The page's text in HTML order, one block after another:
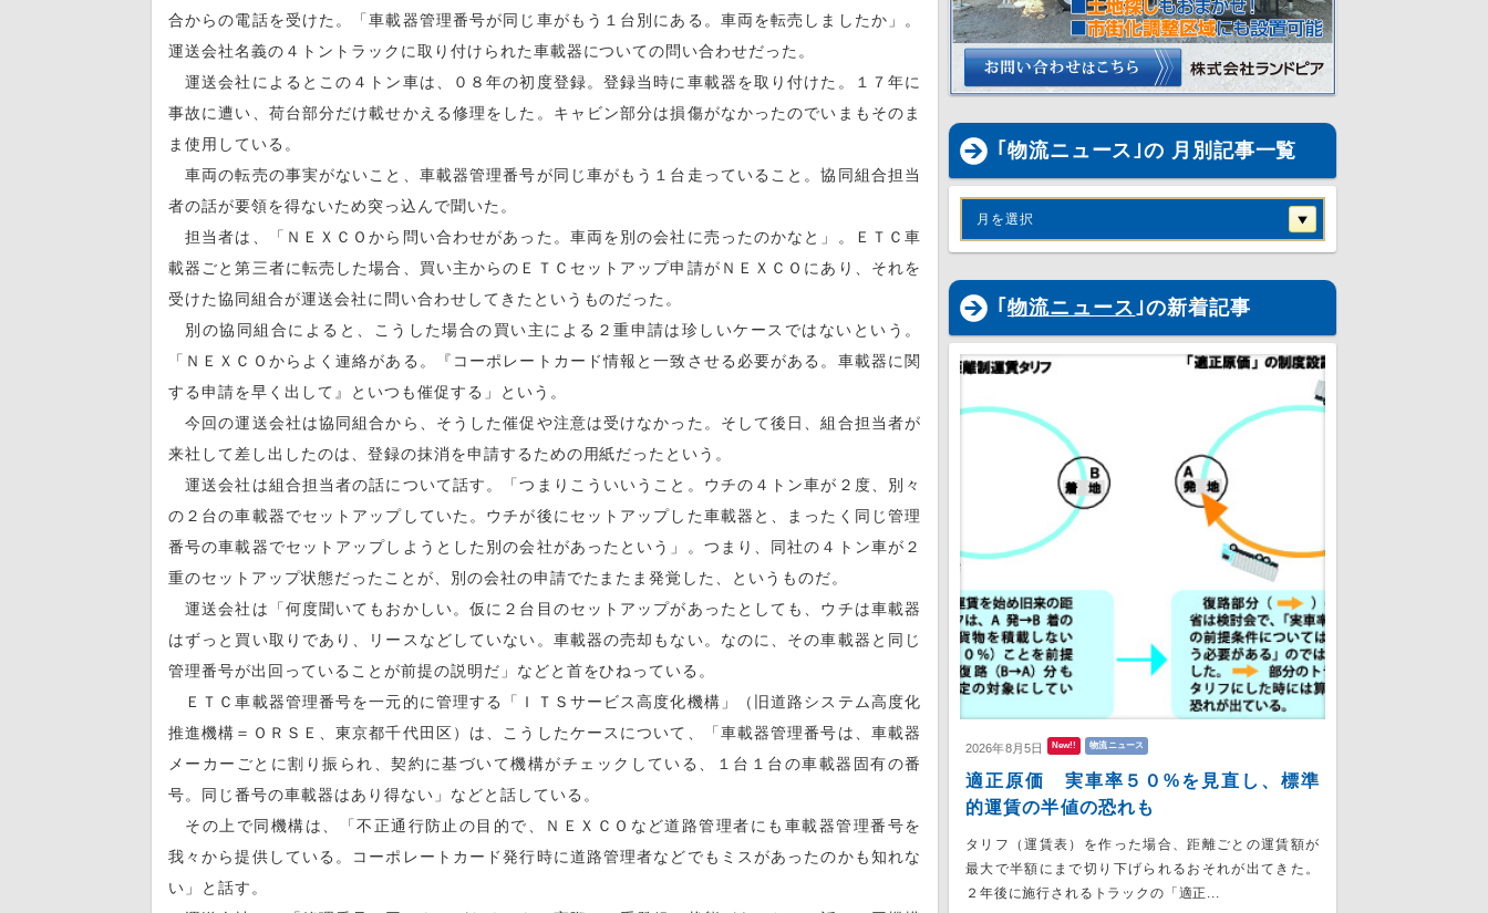
合からの電話を受けた。「車載器管理番号が同じ車がもう１台別にある。車両を転売しましたか」。
運送会社名義の４トントラックに取り付けられた車載器についての問い合わせだった。
運送会社によるとこの４トン車は、０８年の初度登録。登録当時に車載器を取り付けた。１７年に
事故に遭い、荷台部分だけ載せかえる修理をした。キャビン部分は損傷がなかったのでいまもそのま
ま使用している。
車両の転売の事実がないこと、車載器管理番号が同じ車がもう１台走っていること。協同組合担当
者の話が要領を得ないため突っ込んで聞いた。
担当者は、「ＮＥＸＣＯから問い合わせがあった。車両を別の会社に売ったのかなと」。ＥＴＣ車
載器ごと第三者に転売した場合、買い主からのＥＴＣセットアップ申請がＮＥＸＣＯにあり、それを
受けた協同組合が運送会社に問い合わせしてきたというものだった。
別の協同組合によると、こうした場合の買い主による２重申請は珍しいケースではないという。
「ＮＥＸＣＯからよく連絡がある。『コーポレートカード情報と一致させる必要がある。車載器に関
する申請を早く出して』といつも催促する」という。
今回の運送会社は協同組合から、そうした催促や注意は受けなかった。そして後日、組合担当者が
来社して差し出したのは、登録の抹消を申請するための用紙だったという。
運送会社は組合担当者の話について話す。「つまりこういいうこと。ウチの４トン車が２度、別々
の２台の車載器でセットアップしていた。ウチが後にセットアップした車載器と、まったく同じ管理
番号の車載器でセットアップしようとした別の会社があったという」。つまり、同社の４トン車が２
重のセットアップ状態だったことが、別の会社の申請でたまたま発覚した、というものだ。
運送会社は「何度聞いてもおかしい。仮に２台目のセットアップがあったとしても、ウチは車載器
はずっと買い取りであり、リースなどしていない。車載器の売却もない。なのに、その車載器と同じ
管理番号が出回っていることが前提の説明だ」などと首をひねっている。
ＥＴＣ車載器管理番号を一元的に管理する「ＩＴＳサービス高度化機構」（旧道路システム高度化
推進機構＝ＯＲＳＥ、東京都千代田区）は、こうしたケースについて、「車載器管理番号は、車載器
メーカーごとに割り振られ、契約に基づいて機構がチェックしている、１台１台の車載器固有の番
号。同じ番号の車載器はあり得ない」などと話している。
その上で同機構は、「不正通行防止の目的で、ＮＥＸＣＯなど道路管理者にも車載器管理番号を
我々から提供している。コーポレートカード発行時に道路管理者などでもミスがあったのかも知れな
い」と話す。
｢物流ニュース｣の 月別記事一覧
月を選択
｢ 物流ニュース ｣の新着記事
2026年8月5日 New!! 物流ニュース
適正原価 実車率５０%を見直し、標準
的運賃の半値の恐れも
タリフ（運賃表）を作った場合、距離ごとの運賃額が
最大で半額にまで切り下げられるおそれが出てきた。
２年後に施行されるトラックの「適正...